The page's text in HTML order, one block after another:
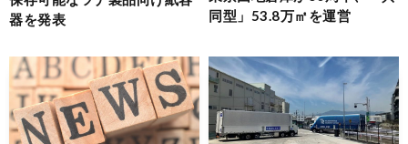
器を発表
同型」53.8万㎡を運営